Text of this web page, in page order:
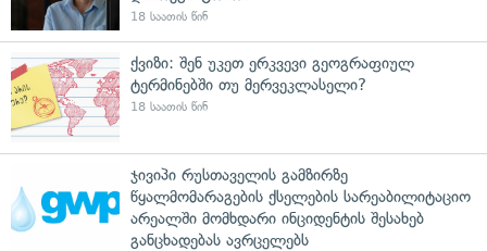
18 საათის წინ
ქვიზი: შენ უკეთ ერკვევი გეოგრაფიულ
ტერმინებში თუ მერვეკლასელი?
18 საათის წინ
ჯივიპი რუსთაველის გამზირზე
წყალმომარაგების ქსელების სარეაბილიტაციო
არეალში მომხდარი ინციდენტის შესახებ
განცხადებას ავრცელებს